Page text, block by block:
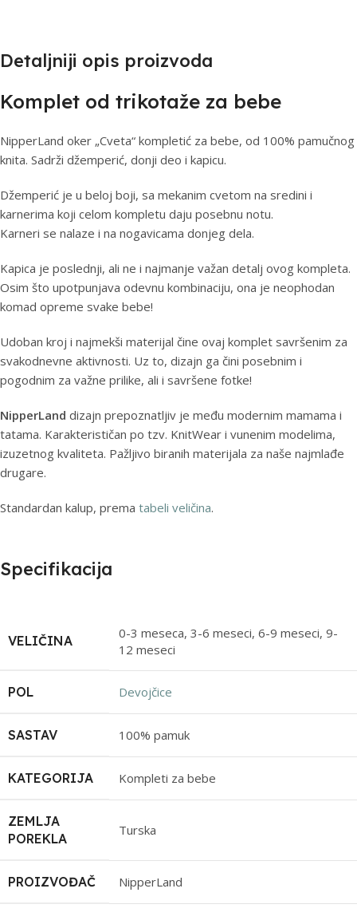
Detaljniji opis proizvoda
Komplet od trikotaže za bebe
NipperLand oker „Cveta“ kompletić za bebe, od 100% pamučnog
knita. Sadrži džemperić, donji deo i kapicu.
Džemperić je u beloj boji, sa mekanim cvetom na sredini i
karnerima koji celom kompletu daju posebnu notu.
Karneri se nalaze i na nogavicama donjeg dela.
Kapica je poslednji, ali ne i najmanje važan detalj ovog kompleta.
Osim što upotpunjava odevnu kombinaciju, ona je neophodan
komad opreme svake bebe!
Udoban kroj i najmekši materijal čine ovaj komplet savršenim za
svakodnevne aktivnosti. Uz to, dizajn ga čini posebnim i
pogodnim za važne prilike, ali i savršene fotke!
NipperLand dizajn prepoznatljiv je među modernim mamama i
tatama. Karakterističan po tzv. KnitWear i vunenim modelima,
izuzetnog kvaliteta. Pažljivo biranih materijala za naše najmlađe
drugare.
Standardan kalup, prema tabeli veličina.
Specifikacija
VELIČINA 0-3 meseca, 3-6 meseci, 6-9 meseci, 9-
12 meseci
POL Devojčice
SASTAV 100% pamuk
KATEGORIJA Kompleti za bebe
ZEMLJA
POREKLA
Turska
PROIZVOĐAČ NipperLand